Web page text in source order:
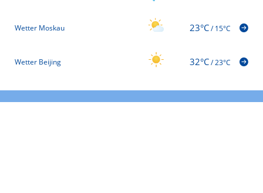
Wetter Moskau 23°C/15°C
Wetter Beijing 32°C/23°C